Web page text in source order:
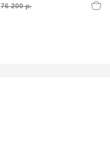
76 200 р.